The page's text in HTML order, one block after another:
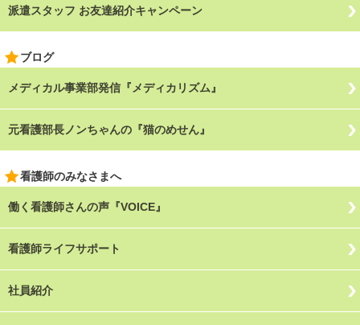
派遣スタッフ お友達紹介キャンペーン
ブログ
メディカル事業部発信『メディカリズム』
元看護部長ノンちゃんの『猫のめせん』
看護師のみなさまへ
働く看護師さんの声『VOICE』
看護師ライフサポート
社員紹介